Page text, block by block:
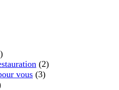
(2)
vous (3)